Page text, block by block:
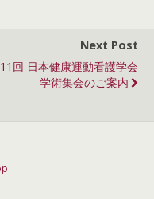
Next Post
回 日本健康運動看護学会
学術集会のご案内